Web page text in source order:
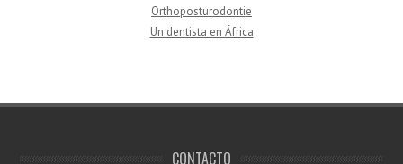
Orthoposturodontie
Un dentista en África
CONTACTO